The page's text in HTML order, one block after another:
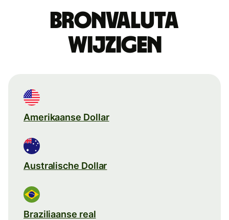
Bronvaluta
wijzigen
Amerikaanse Dollar
Australische Dollar
Braziliaanse real